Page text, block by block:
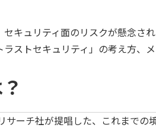
キュリティ面のリスクが懸念さ
ストセキュリティ」の考え方、
ーチ社が提唱した、これまでの